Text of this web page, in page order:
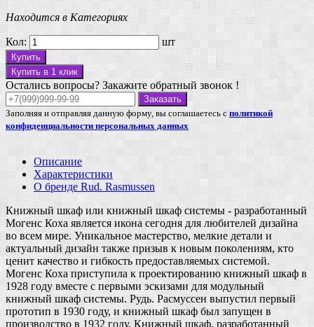
Находится в Категориях
Кол: шт
Купить
Купить в 1 клик
Остались вопросы? Закажите обратный звонок !
Заказать
Заполняя и отправляя данную форму, вы соглашаетесь с политикой
конфиденциальности персональных данных
Описание
Характеристики
О бренде Rud. Rasmussen
Книжный шкаф или книжный шкаф системы - разработанный
Могенс Коха является икона сегодня для любителей дизайна
во всем мире. Уникальное мастерство, мелкие детали и
актуальный дизайн также призыв к новым поколениям, кто
ценит качество и гибкость предоставляемых системой.
Могенс Коха приступила к проектированию книжный шкаф в
1928 году вместе с первыми эскизами для модульный
книжный шкаф системы. Рудь. Расмуссен выпустил первый
прототип в 1930 году, и книжный шкаф был запущен в
производство в 1932 году. Книжный шкаф, разработанный